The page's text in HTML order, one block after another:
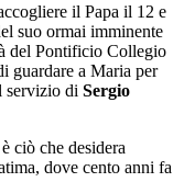
il Papa il 12 e
suo ormai imminente
del Pontificio Collegio
guardare a Maria per
servizio di Sergio
ciò che desidera
dove cento anni fa